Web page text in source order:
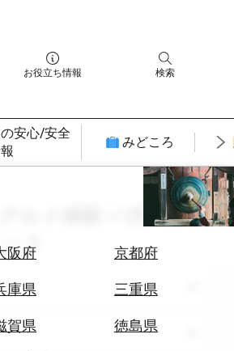
お役立ち情報 検索
安心/安全
みどころ
阪府
京都府
庫県
三重県
賀県
徳島県
グルメ体験 × 1月 × フォ
ク